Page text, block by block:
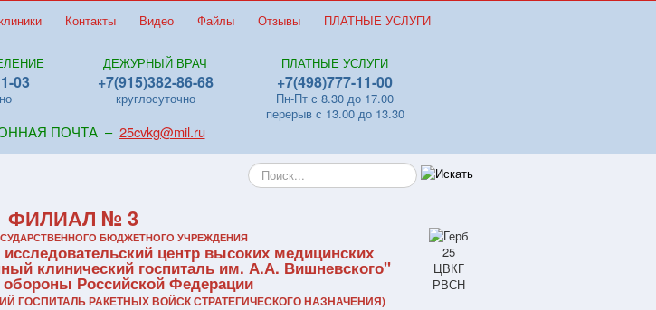
Контакты Видео Файлы Отзывы ПЛАТНЫЕ УСЛУГИ
03
ДЕЖУРНЫЙ ВРАЧ
+7(915)382-86-68
круглосуточно
ПЛАТНЫЕ УСЛУГИ
+7(498)777-11-00
Пн-Пт с 8.30 до 17.00
перерыв с 13.00 до 13.30
ПОЧТА – 25cvkg@mil.ru
Искать...
ФИЛИАЛ № 3
БЮДЖЕТНОГО УЧРЕЖДЕНИЯ
центр высоких медицинских
клинический госпиталь им. А.А. Вишневского"
обороны Российской Федерации
ГОСПИТАЛЬ РАКЕТНЫХ ВОЙСК СТРАТЕГИЧЕСКОГО НАЗНАЧЕНИЯ)